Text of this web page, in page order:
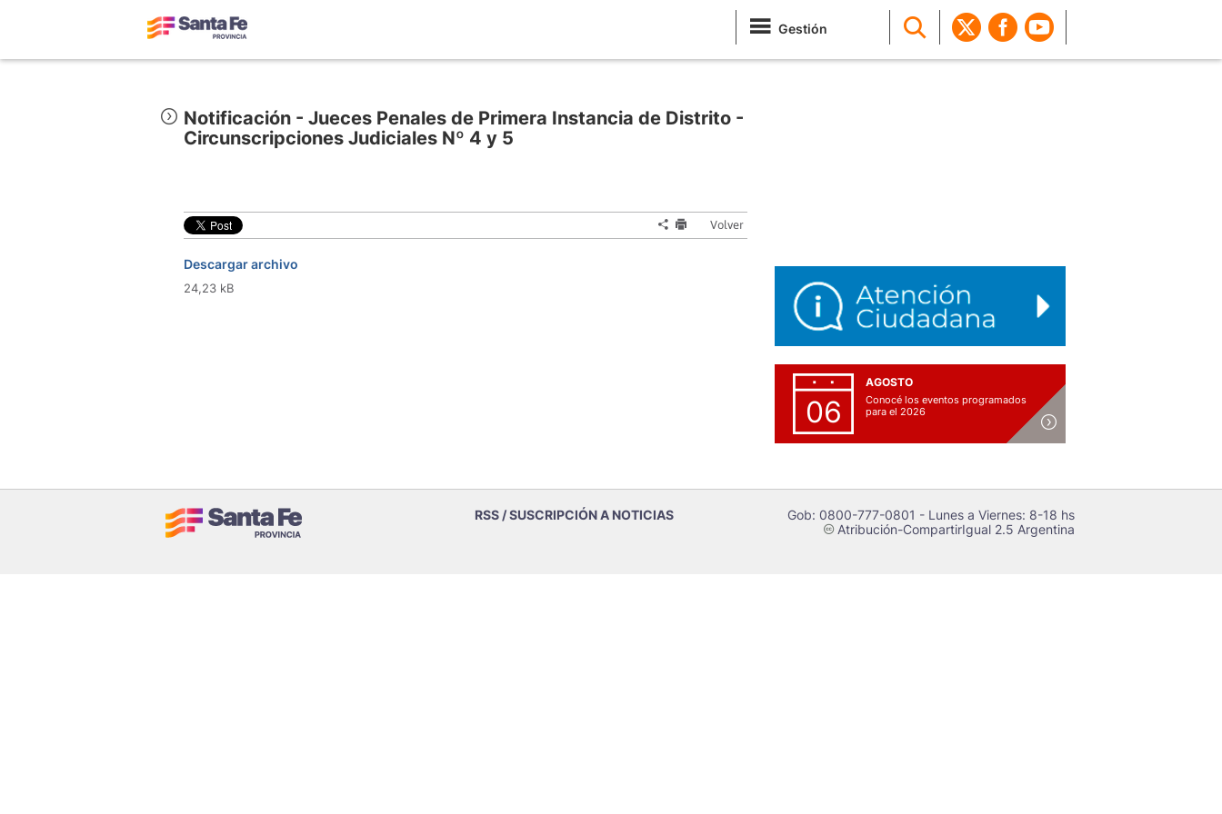
Gestión
Notificación - Jueces Penales de Primera Instancia de Distrito -
Circunscripciones Judiciales Nº 4 y 5
Volver
Descargar archivo
24,23 kB
06
AGOSTO
Conocé los eventos programados
para el 2026
RSS / SUSCRIPCIÓN A NOTICIAS Gob: 0800-777-0801 - Lunes a Viernes: 8-18 hs
cAtribución-CompartirIgual 2.5 Argentina